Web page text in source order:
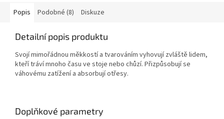
Popis Podobné (8) Diskuze
Detailní popis produktu
Svojí mimořádnou měkkostí a tvarováním vyhovují zvláště lidem,
kteří tráví mnoho času ve stoje nebo chůzí. Přizpůsobují se
váhovému zatížení a absorbují otřesy.
Doplňkové parametry